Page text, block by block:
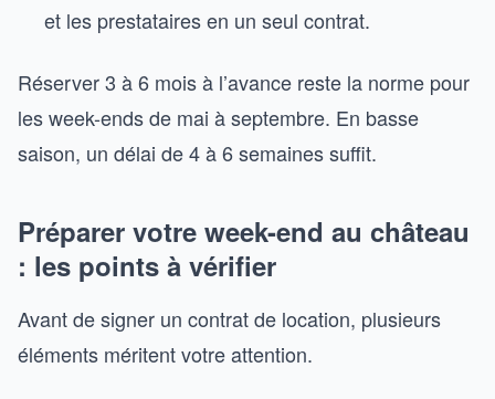
et les prestataires en un seul contrat.
Réserver 3 à 6 mois à l’avance reste la norme pour
les week-ends de mai à septembre. En basse
saison, un délai de 4 à 6 semaines suffit.
Préparer votre week-end au château
: les points à vérifier
Avant de signer un contrat de location, plusieurs
éléments méritent votre attention.